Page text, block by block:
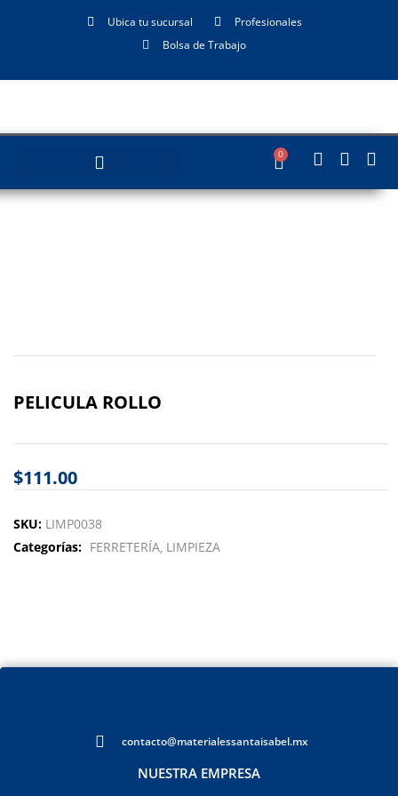
Ubica tu sucursal
Profesionales
Bolsa de Trabajo
0
PELICULA ROLLO
$111.00
SKU: LIMP0038
Categorías: FERRETERÍA LIMPIEZA
contacto@materialessantaisabel.mx
NUESTRA EMPRESA